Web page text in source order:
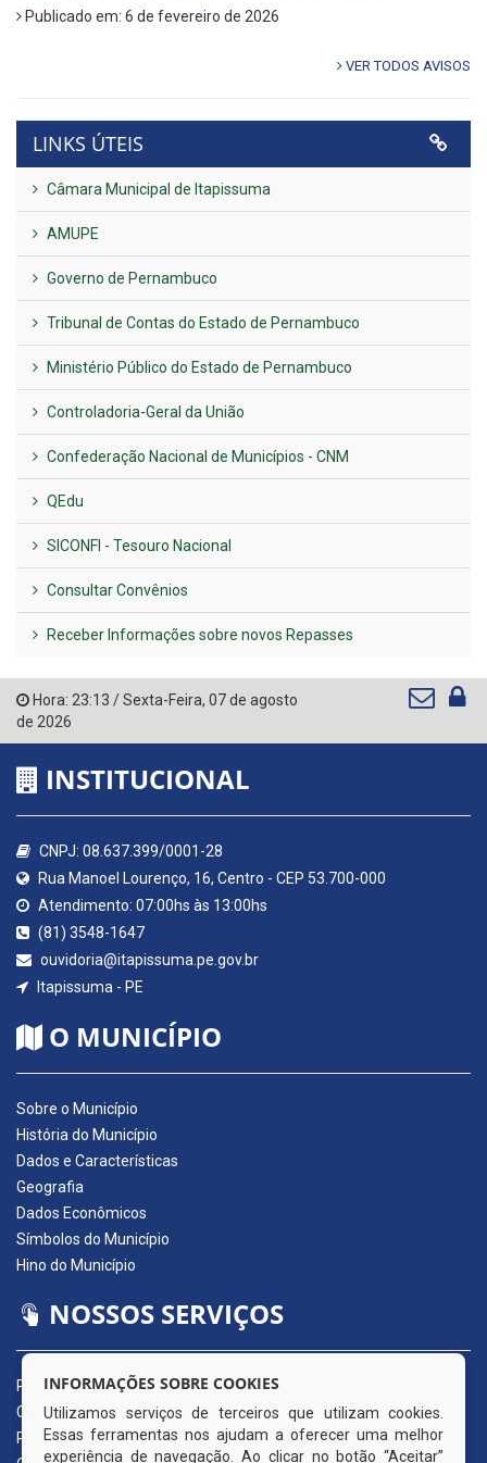
Publicado em: 6 de fevereiro de 2026
VER TODOS AVISOS
LINKS ÚTEIS
Câmara Municipal de Itapissuma
AMUPE
Governo de Pernambuco
Tribunal de Contas do Estado de Pernambuco
Ministério Público do Estado de Pernambuco
Controladoria-Geral da União
Confederação Nacional de Municípios - CNM
QEdu
SICONFI - Tesouro Nacional
Consultar Convênios
Receber Informações sobre novos Repasses
Hora: 23:13 /Sexta-Feira, 07 de agosto
de 2026
INSTITUCIONAL
CNPJ: 08.637.399/0001-28
Rua Manoel Lourenço, 16, Centro - CEP 53.700-000
Atendimento: 07:00hs às 13:00hs
(81) 3548-1647
ouvidoria@itapissuma.pe.gov.br
Itapissuma - PE
O MUNICÍPIO
Sobre o Município
História do Município
Dados e Características
Geografia
Dados Econômicos
Símbolos do Município
Hino do Município
NOSSOS SERVIÇOS
Portal da Transparência
Carta de Serviços ao Usuário
Pedido de Acesso à Informação (e-SIC)
INFORMAÇÕES SOBRE COOKIES
Utilizamos serviços de terceiros que utilizam cookies.
Essas ferramentas nos ajudam a oferecer uma melhor
experiência de navegação. Ao clicar no botão “Aceitar”